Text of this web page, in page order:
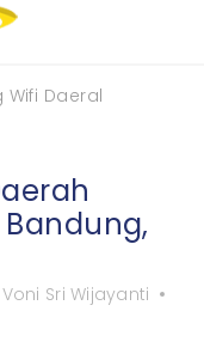
Wifi Daerah
Voni Sri Wijayanti